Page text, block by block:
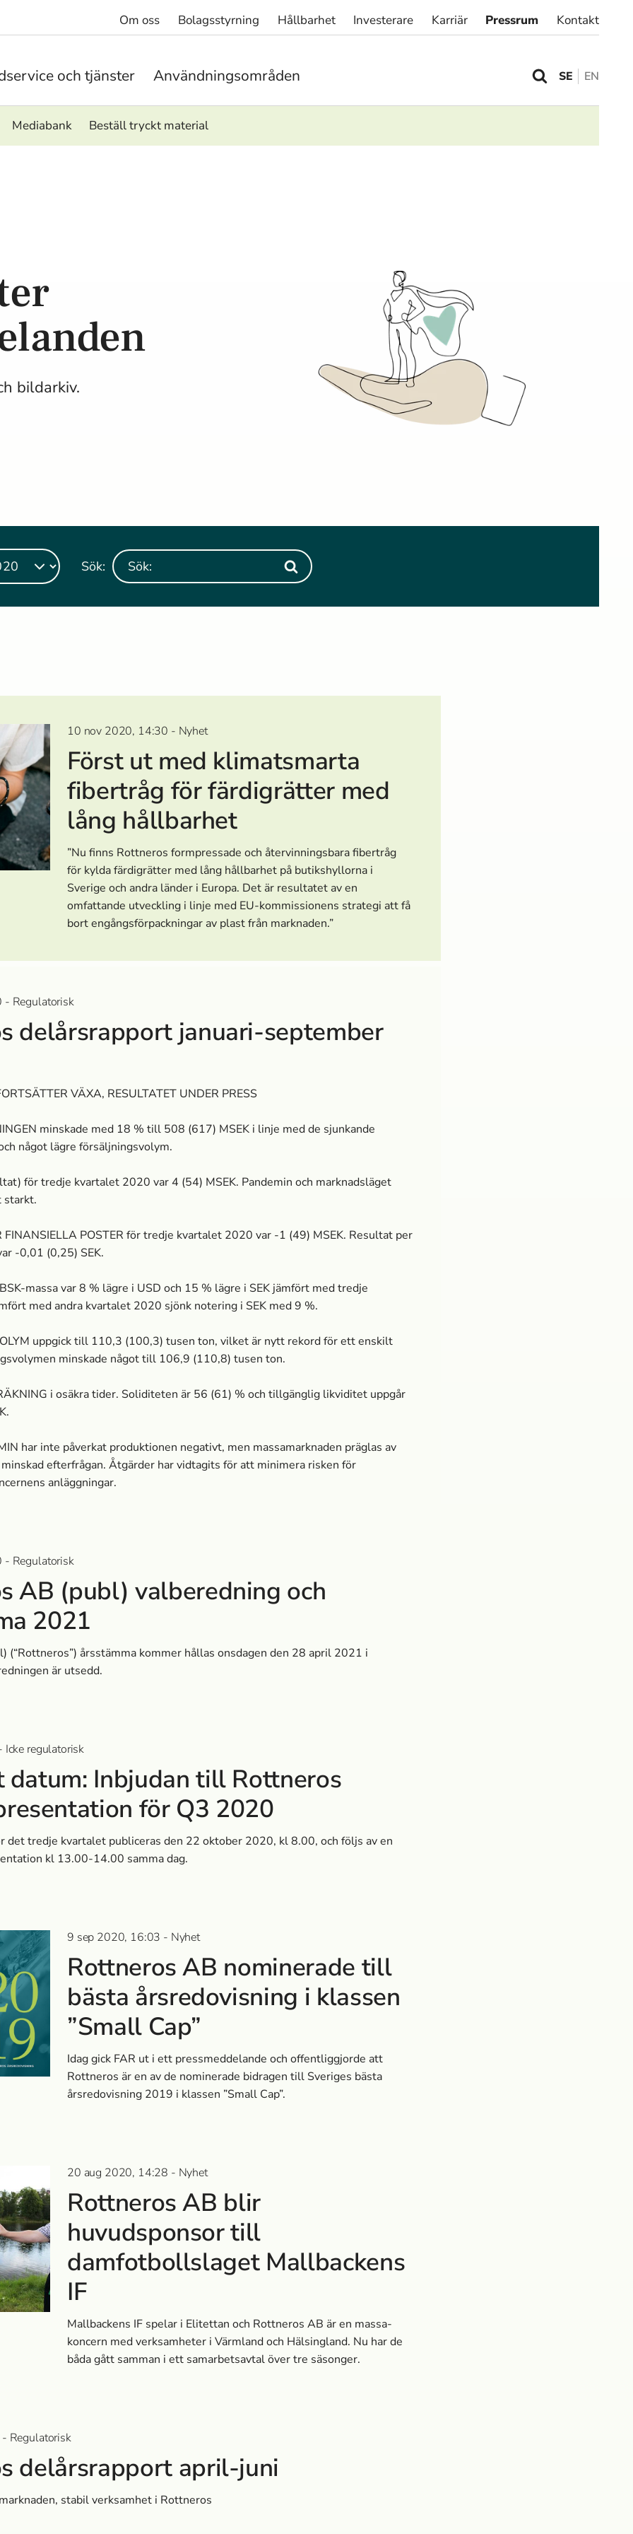
och tjänster Användningsområden
Om oss Bolagsstyrning Hållbarhet Investerare Karriär Pressrum
Mediabank Beställ tryckt material
Kontakt
SE EN
bildarkiv.
Sök:
10 nov 2020, 14:30 - Nyhet
Först ut med klimatsmarta
fibertråg för färdigrätter med
lång hållbarhet
”Nu finns Rottneros formpressade och återvinningsbara fibertråg
för kylda färdigrätter med lång hållbarhet på butikshyllorna i
Sverige och andra länder i Europa. Det är resultatet av en
omfattande utveckling i linje med EU-kommissionens strategi att få
bort engångsförpackningar av plast från marknaden.”
Regulatorisk
delårsrapport januari-september
VÄXA, RESULTATET UNDER PRESS
minskade med 18 % till 508 (617) MSEK i linje med de sjunkande
något lägre försäljningsvolym.
för tredje kvartalet 2020 var 4 (54) MSEK. Pandemin och marknads­läget
starkt.
FINANSIELLA POSTER för tredje kvartalet 2020 var -1 (49) MSEK. Resultat per
-0,01 (0,25) SEK.
massa­ var 8 % lägre i USD och 15 % lägre i SEK jämfört med tredje
med andra kvartalet 2020 sjönk notering i SEK med 9 %.
uppgick till 110,3 (100,3) tusen ton, vilket är nytt rekord för ett enskilt
minskade något till 106,9 (110,8) tusen ton.
i osäkra tider. Soliditeten är 56 (61) % och tillgänglig likviditet uppgår
har inte påverkat produktionen negativt, men massa­marknaden präglas av
efterfrågan. Åtgärder har vidtagits för att minimera risken för
anläggningar.
Regulatorisk
AB (publ) valberedning och
2021
(“Rottneros”) årsstämma kommer hållas onsdagen den 28 april 2021 i
är utsedd.
regulatorisk
datum: Inbjudan till Rottneros
för Q3 2020
det tredje kvartalet publiceras den 22 oktober 2020, kl 8.00, och följs av en
kl 13.00-14.00 samma dag.
9 sep 2020, 16:03 - Nyhet
Rottneros AB nominerade till
bästa årsredovisning i klassen
”Small Cap”
Idag gick FAR ut i ett pressmeddelande och offentliggjorde att
Rottneros är en av de nominerade bidragen till Sveriges bästa
årsredovisning 2019 i klassen ”Small Cap”.
20 aug 2020, 14:28 - Nyhet
Rottneros AB blir
huvudsponsor till
damfotbollslaget Mallbackens
IF
Mallbackens IF spelar i Elitettan och Rottneros AB är en massa­
koncern med verksamheter i Värmland och Hälsingland. Nu har de
båda gått samman i ett samarbetsavtal över tre säsonger.
Regulatorisk
delårsrapport april-juni
stabil verksamhet i Rottneros